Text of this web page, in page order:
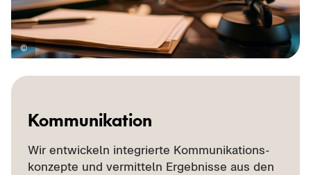
Kom­mu­ni­ka­ti­on
Wir ent­wi­ckeln in­te­grier­te Kom­mu­ni­ka­ti­ons­
kon­zep­te und ver­mit­teln Er­geb­nis­se aus den